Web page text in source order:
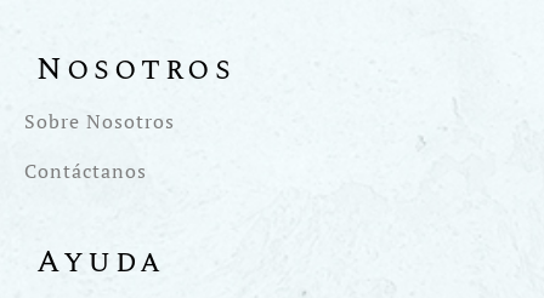
Nosotros
Sobre Nosotros
Contáctanos
Ayuda